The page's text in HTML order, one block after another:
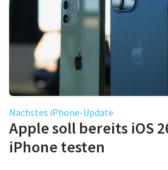
Nächstes iPhone-Update
Apple soll bereits iOS
iPhone testen